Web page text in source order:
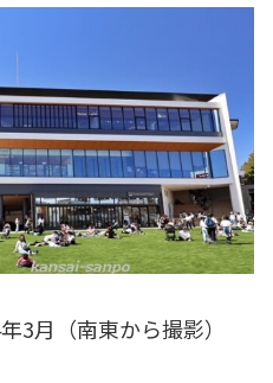
3月（南東から撮影）